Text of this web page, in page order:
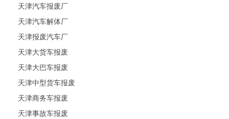
天津汽车报废厂
天津汽车解体厂
天津报废汽车厂
天津大货车报废
天津大巴车报废
天津中型货车报废
天津商务车报废
天津事故车报废